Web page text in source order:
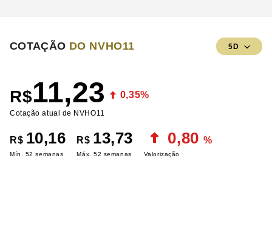
COTAÇÃO DO NVHO11 5D
R$11,23 0,35%
Cotação atual de NVHO11
R$ 10,16
Mín. 52 semanas
R$ 13,73
Máx. 52 semanas
0,80%
Valorização